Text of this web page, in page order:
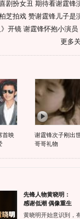
剧扮女丑 期待看谢霆锋
芝拍戏 赞谢霆锋儿子是
开镜 谢霆锋怀抱小演员
更多
首映
谢霆锋次子刚出
哥哥礼物
先锋人物黄晓明：
感谢低潮 偶像重生
黄晓明开始意识到，